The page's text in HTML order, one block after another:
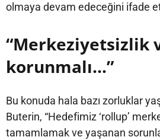
olmaya devam edeceğini ifade
“Merkeziyetsizlik
korunmalı…”
Bu konuda hala bazı zorluklar
Buterin, “Hedefimiz ‘rollup’
tamamlamak ve yaşanan